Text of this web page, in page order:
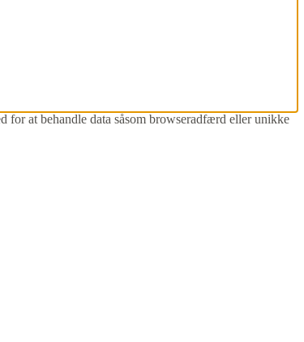
for at behandle data såsom browseradfærd eller unikke